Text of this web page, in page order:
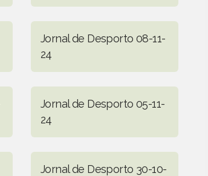
Jornal de Desporto 08-11-
24
Jornal de Desporto 05-11-
24
Jornal de Desporto 30-10-